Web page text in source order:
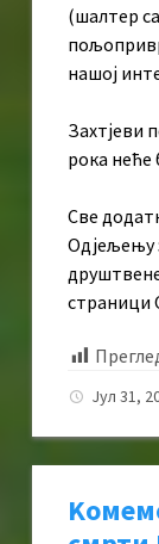
(шалтер
нашој
Захтјеви
рока неће
Све
Одјељењу
страници
Јул 31,